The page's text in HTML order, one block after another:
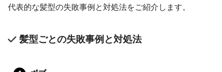
代表的な髪型の失敗事例と対処法をご紹介します。
髪型ごとの失敗事例と対処法